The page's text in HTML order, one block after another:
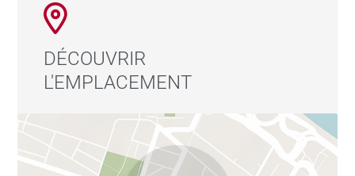
DÉCOUVRIR
L'EMPLACEMENT